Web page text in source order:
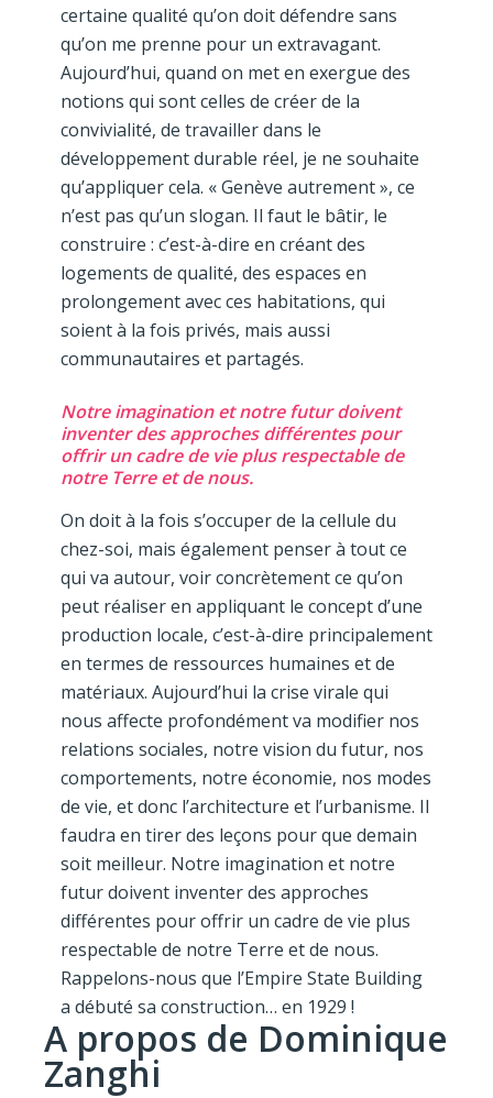
certaine qualité qu’on doit défendre sans
qu’on me prenne pour un extravagant.
Aujourd’hui, quand on met en exergue des
notions qui sont celles de créer de la
convivialité, de travailler dans le
développement durable réel, je ne souhaite
qu’appliquer cela. « Genève autrement », ce
n’est pas qu’un slogan. Il faut le bâtir, le
construire : c’est-à-dire en créant des
logements de qualité, des espaces en
prolongement avec ces habitations, qui
soient à la fois privés, mais aussi
communautaires et partagés.
Notre imagination et notre futur doivent
inventer des approches différentes pour
offrir un cadre de vie plus respectable de
notre Terre et de nous.
On doit à la fois s’occuper de la cellule du
chez-soi, mais également penser à tout ce
qui va autour, voir concrètement ce qu’on
peut réaliser en appliquant le concept d’une
production locale, c’est-à-dire principalement
en termes de ressources humaines et de
matériaux. Aujourd’hui la crise virale qui
nous affecte profondément va modifier nos
relations sociales, notre vision du futur, nos
comportements, notre économie, nos modes
de vie, et donc l’architecture et l’urbanisme. Il
faudra en tirer des leçons pour que demain
soit meilleur. Notre imagination et notre
futur doivent inventer des approches
différentes pour offrir un cadre de vie plus
respectable de notre Terre et de nous.
Rappelons-nous que l’Empire State Building
a débuté sa construction… en 1929 !
A propos de Dominique
Zanghi